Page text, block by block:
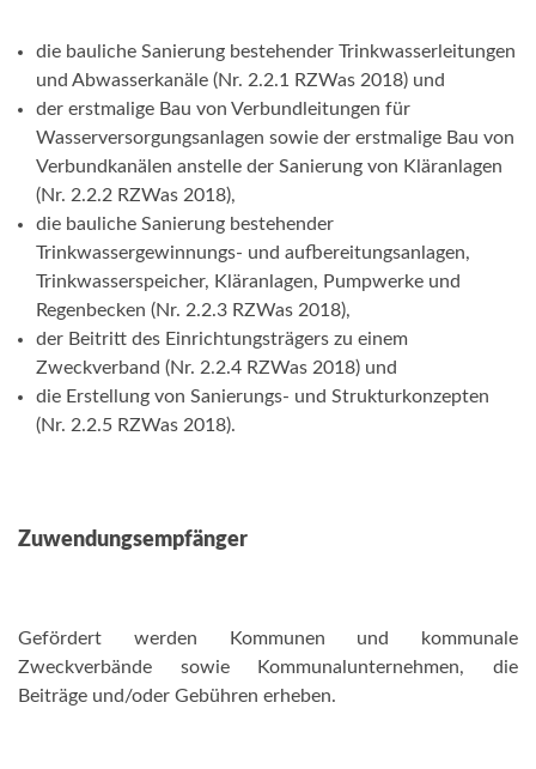
die bauliche Sanierung bestehender Trinkwasserleitungen
und Abwasserkanäle (Nr. 2.2.1 RZWas 2018) und
der erstmalige Bau von Verbundleitungen für
Wasserversorgungsanlagen sowie der erstmalige Bau von
Verbundkanälen anstelle der Sanierung von Kläranlagen
(Nr. 2.2.2 RZWas 2018),
die bauliche Sanierung bestehender
Trinkwassergewinnungs- und aufbereitungsanlagen,
Trinkwasserspeicher, Kläranlagen, Pumpwerke und
Regenbecken (Nr. 2.2.3 RZWas 2018),
der Beitritt des Einrichtungsträgers zu einem
Zweckverband (Nr. 2.2.4 RZWas 2018) und
die Erstellung von Sanierungs- und Strukturkonzepten
(Nr. 2.2.5 RZWas 2018).
Zuwendungsempfänger
Gefördert werden Kommunen und kommunale
Zweckverbände sowie Kommunalunternehmen, die
Beiträge und/oder Gebühren erheben.